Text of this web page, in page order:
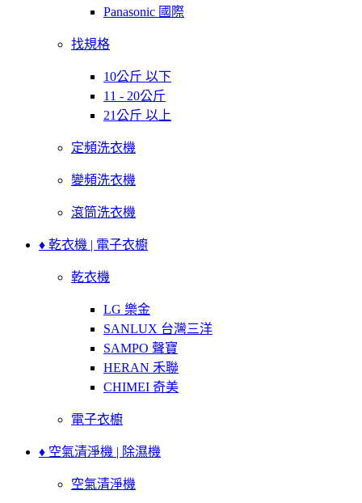
Panasonic 國際
找規格
10公斤 以下
11 - 20公斤
21公斤 以上
定頻洗衣機
變頻洗衣機
滾筒洗衣機
♦ 乾衣機 | 電子衣櫥
乾衣機
LG 樂金
SANLUX 台灣三洋
SAMPO 聲寶
HERAN 禾聯
CHIMEI 奇美
電子衣櫥
♦ 空氣清淨機 | 除濕機
空氣清淨機